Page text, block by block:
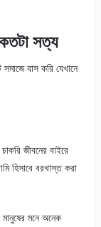
সত্য
বাস করি যেখানে
জীবনের বাইরে
হিসাবে বরখাস্ত করা
মনে অনেক